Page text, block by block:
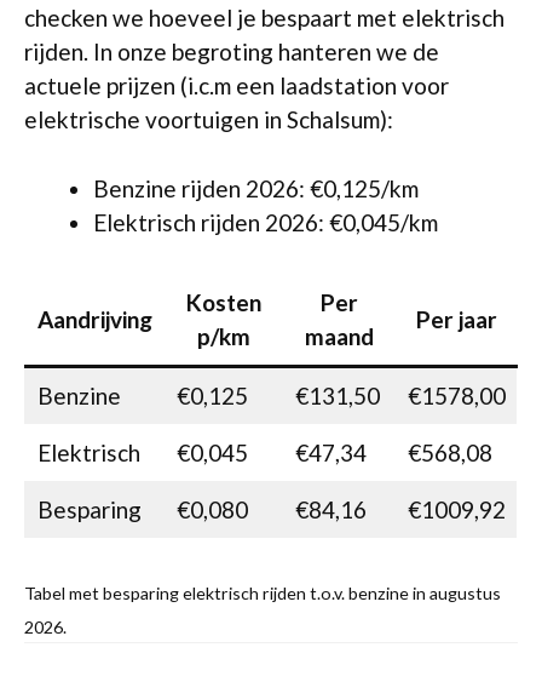
checken we hoeveel je bespaart met elektrisch
rijden. In onze begroting hanteren we de
actuele prijzen (i.c.m een laadstation voor
elektrische voortuigen in Schalsum):
Benzine rijden 2026: €0,125/km
Elektrisch rijden 2026: €0,045/km
Aandrijving
Kosten
p/km
Per
maand
Per jaar
Benzine €0,125 €131,50 €1578,00
Elektrisch €0,045 €47,34 €568,08
Besparing €0,080 €84,16 €1009,92
Tabel met besparing elektrisch rijden t.o.v. benzine in augustus
2026.